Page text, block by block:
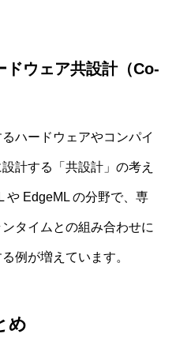
ウェア共設計（Co‐
ハードウェアやコンパイ
計する「共設計」の考え
や EdgeML の分野で、専
タイムとの組み合わせに
例が増えています。
め